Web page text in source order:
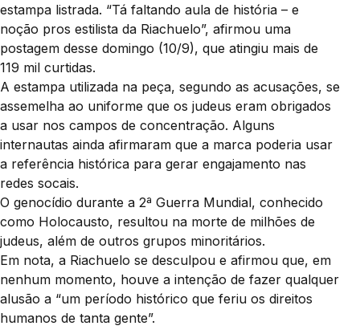
estampa listrada. “Tá faltando aula de história – e
noção pros estilista da Riachuelo”, afirmou uma
postagem desse domingo (10/9), que atingiu mais de
119 mil curtidas.
A estampa utilizada na peça, segundo as acusações, se
assemelha ao uniforme que os judeus eram obrigados
a usar nos campos de concentração. Alguns
internautas ainda afirmaram que a marca poderia usar
a referência histórica para gerar engajamento nas
redes socais.
O genocídio durante a 2ª Guerra Mundial, conhecido
como Holocausto, resultou na morte de milhões de
judeus, além de outros grupos minoritários.
Em nota, a Riachuelo se desculpou e afirmou que, em
nenhum momento, houve a intenção de fazer qualquer
alusão a “um período histórico que feriu os direitos
humanos de tanta gente”.